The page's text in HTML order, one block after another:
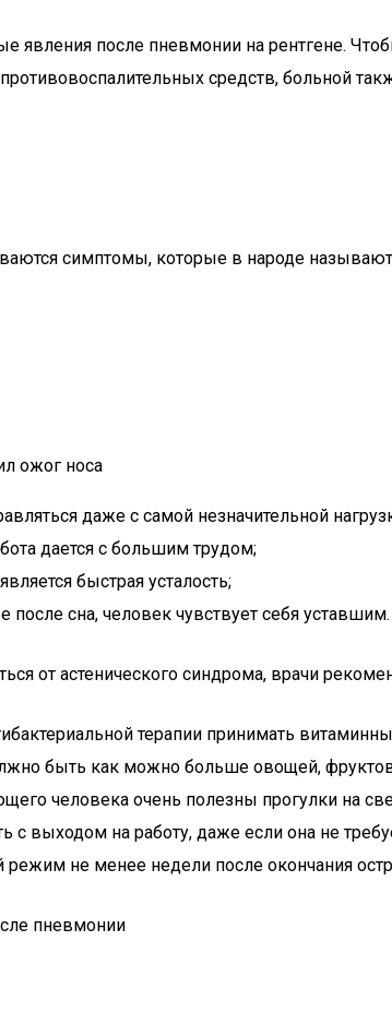
явления после пневмонии на рентгене.
средств, больной
симптомы, которые в народе
ожог носа
даже с самой незначительной
дается с большим трудом;
быстрая усталость;
после сна, человек чувствует себя уставшим.
от астенического синдрома, врачи
терапии принимать
быть как можно больше овощей,
человека очень полезны прогулки на
с выходом на работу, даже если она не
не менее недели после окончания